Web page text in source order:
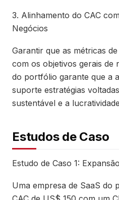
3. Alinhamento do CAC
Negócios
Garantir que as métricas
com os objetivos gerais de
do portfólio garante que a
suporte estratégias
sustentável e a
Estudos de Caso
Estudo de Caso 1:
Uma empresa de SaaS do